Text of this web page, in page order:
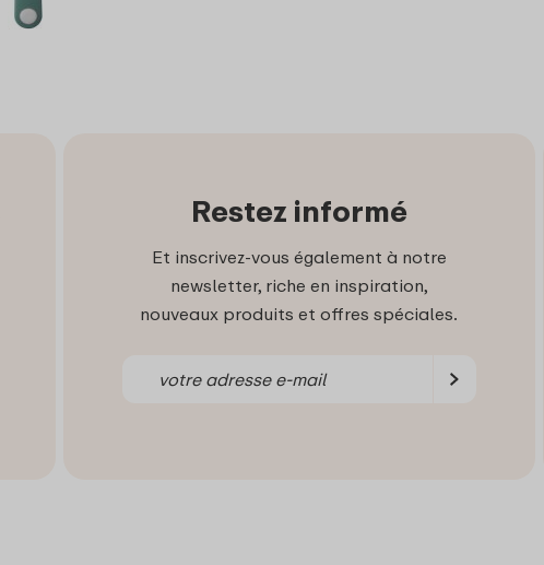
Restez informé
Et inscrivez-vous également à notre
newsletter, riche en inspiration,
nouveaux produits et offres spéciales.